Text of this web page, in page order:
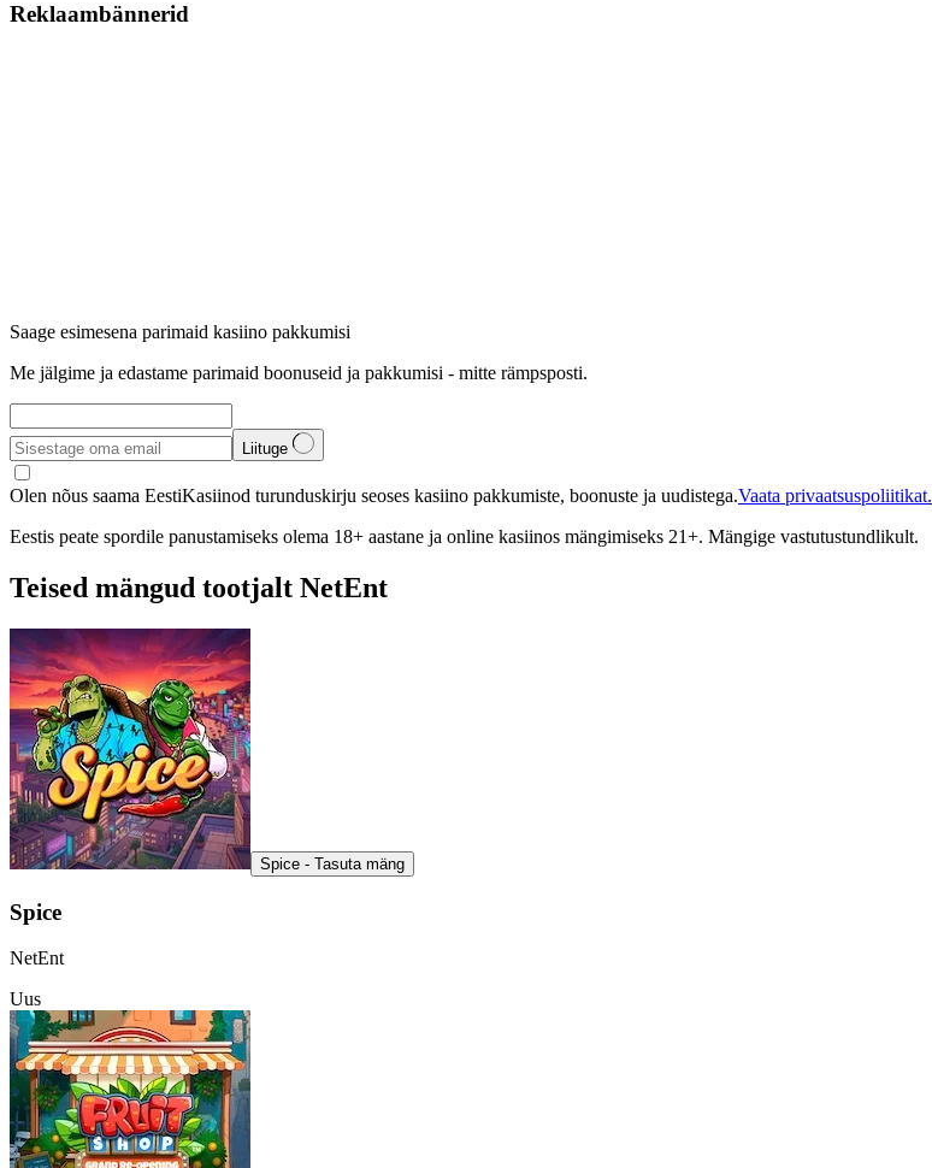
Reklaambännerid
Saage esimesena parimaid kasiino pakkumisi
Me jälgime ja edastame parimaid boonuseid ja pakkumisi - mitte rämpsposti.
Liituge
Olen nõus saama EestiKasiinod turunduskirju seoses kasiino pakkumiste, boonuste ja uudistega.Vaata privaatsuspoliitikat.
Eestis peate spordile panustamiseks olema 18+ aastane ja online kasiinos mängimiseks 21+. Mängige vastutustundlikult.
Teised mängud tootjalt NetEnt
Spice - Tasuta mäng
Spice
NetEnt
Uus